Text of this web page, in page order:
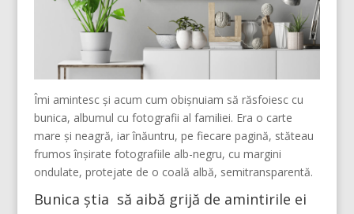
Îmi amintesc și acum cum obișnuiam să răsfoiesc cu
bunica, albumul cu fotografii al familiei. Era o carte
mare și neagră, iar înăuntru, pe fiecare pagină, stăteau
frumos înșirate fotografiile alb-negru, cu margini
ondulate, protejate de o coală albă, semitransparentă.
Bunica știa să aibă grijă de amintirile ei